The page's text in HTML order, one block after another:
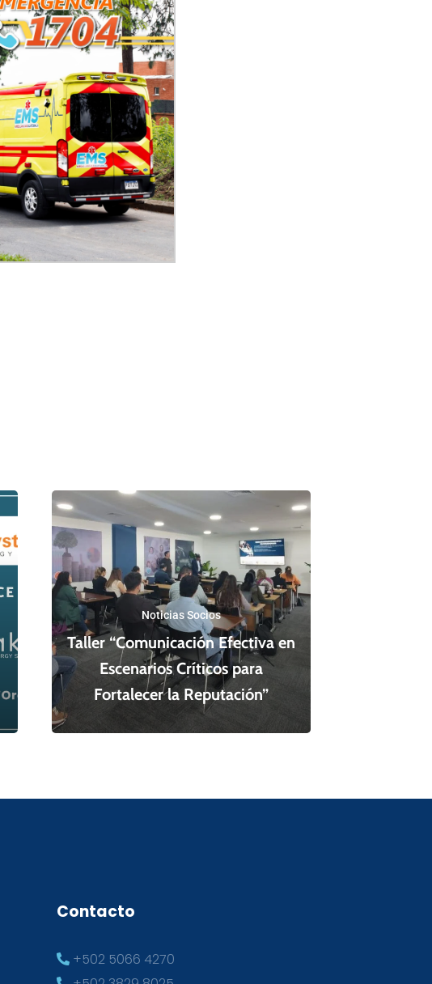
Noticias Socios
Taller “Comunicación Efectiva en
Escenarios Críticos para
Fortalecer la Reputación”
Contacto
+502 5066 4270